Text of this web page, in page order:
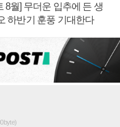
8월] 무더운 입추에 든 생
하반기 훈풍 기대한다